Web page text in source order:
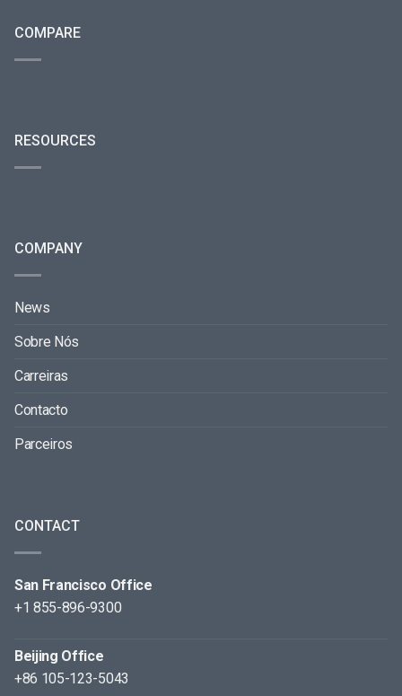
COMPARE
RESOURCES
COMPANY
News
Sobre Nós
Carreiras
Contacto
Parceiros
CONTACT
San Francisco Office
+1 855-896-9300
Beijing Office
+86 105-123-5043